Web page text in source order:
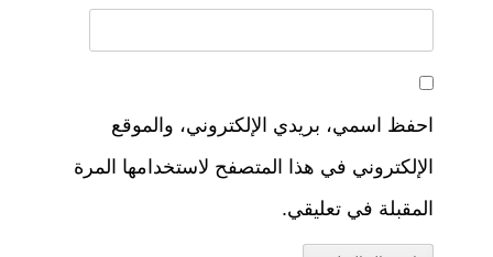
احفظ اسمي، بريدي الإلكتروني، والموقع
الإلكتروني في هذا المتصفح لاستخدامها المرة
المقبلة في تعليقي.